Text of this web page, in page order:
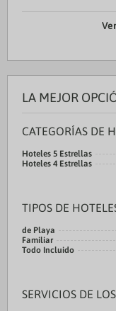
LA MEJOR
CATEGORÍAS DE
Hoteles 5 Estrellas
Hoteles 4 Estrellas
TIPOS DE
de Playa
Familiar
Todo Incluido
SERVICIOS DE